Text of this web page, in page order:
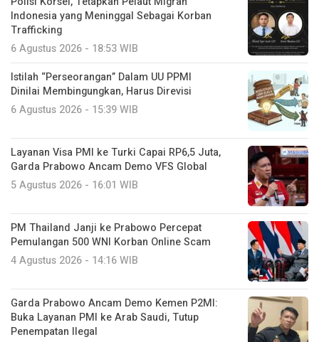
Indonesia yang Meninggal Sebagai Korban
Trafficking
6 Agustus 2026 - 18:53 WIB
Istilah “Perseorangan” Dalam UU PPMI
Dinilai Membingungkan, Harus Direvisi
6 Agustus 2026 - 15:39 WIB
Layanan Visa PMI ke Turki Capai RP6,5 Juta,
Garda Prabowo Ancam Demo VFS Global
5 Agustus 2026 - 16:01 WIB
PM Thailand Janji ke Prabowo Percepat
Pemulangan 500 WNI Korban Online Scam
4 Agustus 2026 - 14:16 WIB
Garda Prabowo Ancam Demo Kemen P2MI:
Buka Layanan PMI ke Arab Saudi, Tutup
Penempatan Ilegal